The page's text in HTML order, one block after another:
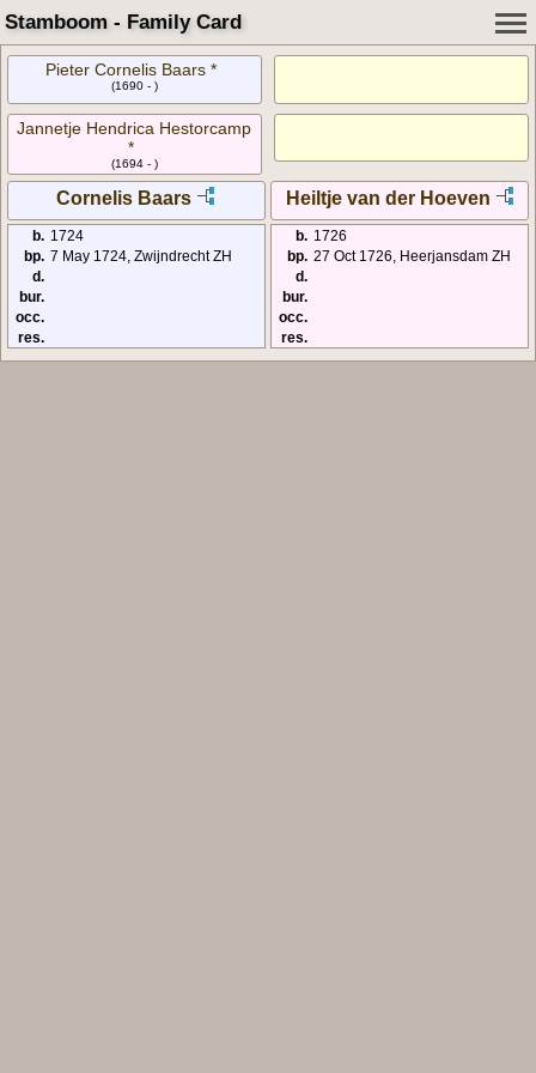
Stamboom - Family Card
Pieter Cornelis Baars *
(1690 - )
Jannetje Hendrica Hestorcamp
*
(1694 - )
Cornelis Baars Heiltje van der Hoeven
b. 1724
bp. 7 May 1724, Zwijndrecht ZH
d.
bur.
occ.
res.
b. 1726
bp. 27 Oct 1726, Heerjansdam ZH
d.
bur.
occ.
res.